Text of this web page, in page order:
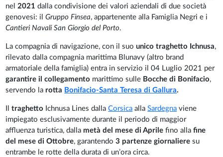
nel2021dalla condivisione dei valori aziendali di due società
genovesi: ilGruppo Finsea, appartenente alla Famiglia Negri e i
Cantieri Navali San Giorgio del Porto.
La compagnia di navigazione, con il suounico traghetto Ichnusa,
rilevato dalla compagnia marittima Blunavy (altro brand
armatoriale della famiglia) entra in servizio il 04 Luglio 2021 per
garantire il collegamento marittimo sulle Bocche di Bonifacio,
servendo la rotta Bonifacio-Santa Teresa di Gallura.
Iltraghetto Ichnusa Lines dallaCorsica allaSardegna viene
impiegato esclusivamente durante il periodo di maggior
affluenza turistica, dalla metà del mese di Aprile fino allafine
del mese di Ottobre, garantendo3 partenze giornaliere su
entrambe le rotte della durata di un’ora circa.